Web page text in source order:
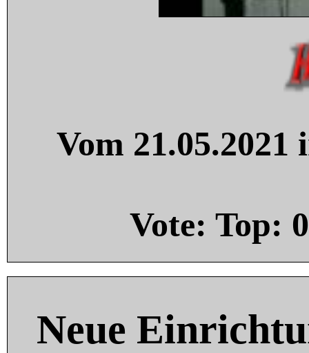
Vom
Vote: Top: 0
Neue